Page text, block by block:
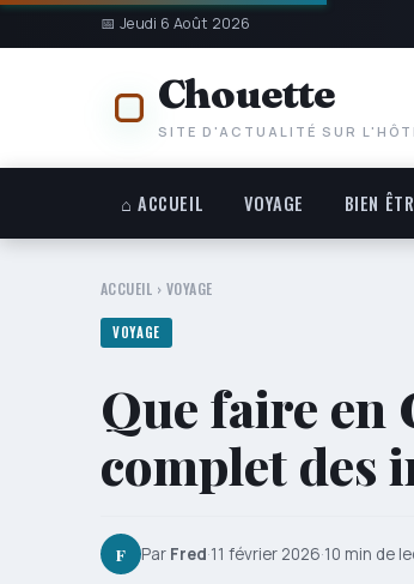
📅 Jeudi 6 Août 2026
Chouette
SITE D'ACTUALITÉ SUR
⌂ ACCUEIL VOYAGE BIEN
ACCUEIL › VOYAGE
VOYAGE
Que faire en
complet des
F Par Fred·11 février 2026·10 min de